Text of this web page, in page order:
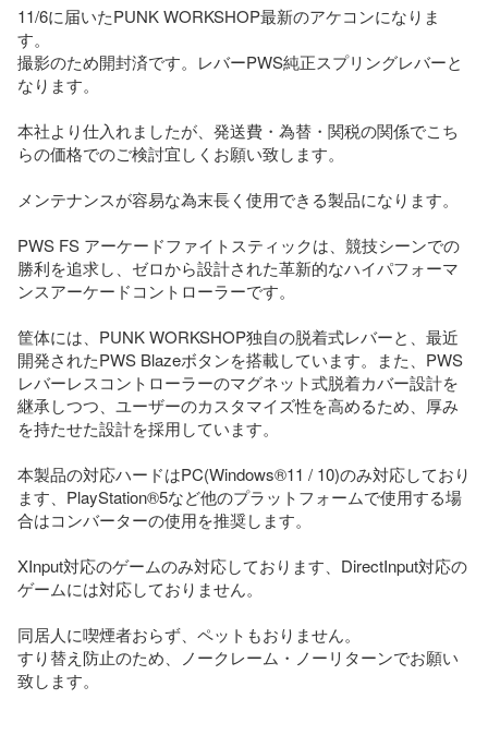
11/6に届いたPUNK WORKSHOP最新のアケコンになりま
す。
撮影のため開封済です。レバーPWS純正スプリングレバーと
なります。
本社より仕入れましたが、発送費・為替・関税の関係でこち
らの価格でのご検討宜しくお願い致します。
メンテナンスが容易な為末長く使用できる製品になります。
PWS FS アーケードファイトスティックは、競技シーンでの
勝利を追求し、ゼロから設計された革新的なハイパフォーマ
ンスアーケードコントローラーです。
筐体には、PUNK WORKSHOP独自の脱着式レバーと、最近
開発されたPWS Blazeボタンを搭載しています。また、PWS
レバーレスコントローラーのマグネット式脱着カバー設計を
継承しつつ、ユーザーのカスタマイズ性を高めるため、厚み
を持たせた設計を採用しています。
本製品の対応ハードはPC(Windows®11 / 10)のみ対応しており
ます、PlayStation®5など他のプラットフォームで使用する場
合はコンバーターの使用を推奨します。
XInput対応のゲームのみ対応しております、DirectInput対応の
ゲームには対応しておりません。
同居人に喫煙者おらず、ペットもおりません。
すり替え防止のため、ノークレーム・ノーリターンでお願い
致します。